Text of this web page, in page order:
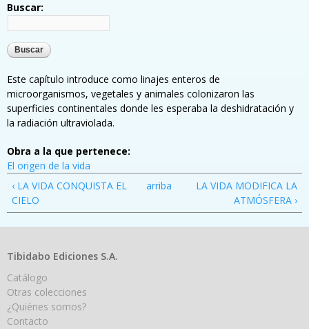
Buscar:
Este capítulo introduce como linajes enteros de
microorganismos, vegetales y animales colonizaron las
superficies continentales donde les esperaba la deshidratación y
la radiación ultraviolada.
Obra a la que pertenece:
El origen de la vida
‹ LA VIDA CONQUISTA EL
CIELO
arriba
LA VIDA MODIFICA LA
ATMÓSFERA ›
Tibidabo Ediciones S.A.
Catálogo
Otras colecciones
¿Quiénes somos?
Contacto